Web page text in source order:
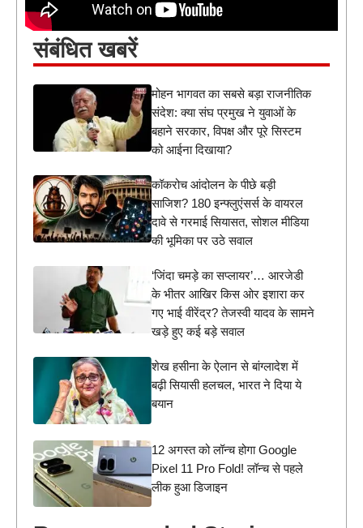
संबंधित खबरें
मोहन भागवत का सबसे बड़ा राजनीतिक
संदेश: क्या संघ प्रमुख ने युवाओं के
बहाने सरकार, विपक्ष और पूरे सिस्टम
को आईना दिखाया?
कॉकरोच आंदोलन के पीछे बड़ी
साजिश? 180 इन्फ्लुएंसर्स के वायरल
दावे से गरमाई सियासत, सोशल मीडिया
की भूमिका पर उठे सवाल
‘जिंदा चमड़े का सप्लायर’… आरजेडी
के भीतर आखिर किस ओर इशारा कर
गए भाई वीरेंद्र? तेजस्वी यादव के सामने
खड़े हुए कई बड़े सवाल
शेख हसीना के ऐलान से बांग्लादेश में
बढ़ी सियासी हलचल, भारत ने दिया ये
बयान
12 अगस्त को लॉन्च होगा Google
Pixel 11 Pro Fold! लॉन्च से पहले
लीक हुआ डिजाइन